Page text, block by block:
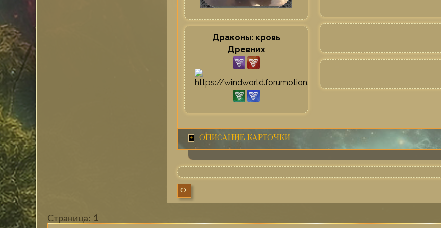
Драконы: кровь
Древних
ОПИСАНИЕ КАРТОЧКИ
0
Страница: 1